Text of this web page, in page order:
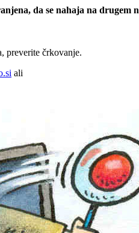
da se nahaja na drugem
preverite črkovanje.
ali